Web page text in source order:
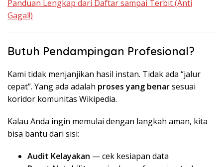
Panduan Lengkap dari Daftar sampai Terbit (Anti
Gagal!)
Butuh Pendampingan Profesional?
Kami tidak menjanjikan hasil instan. Tidak ada “jalur
cepat”. Yang ada adalah proses yang benarsesuai
koridor komunitas Wikipedia.
Kalau Anda ingin memulai dengan langkah aman, kita
bisa bantu dari sisi:
Audit Kelayakan — cek kesiapan data